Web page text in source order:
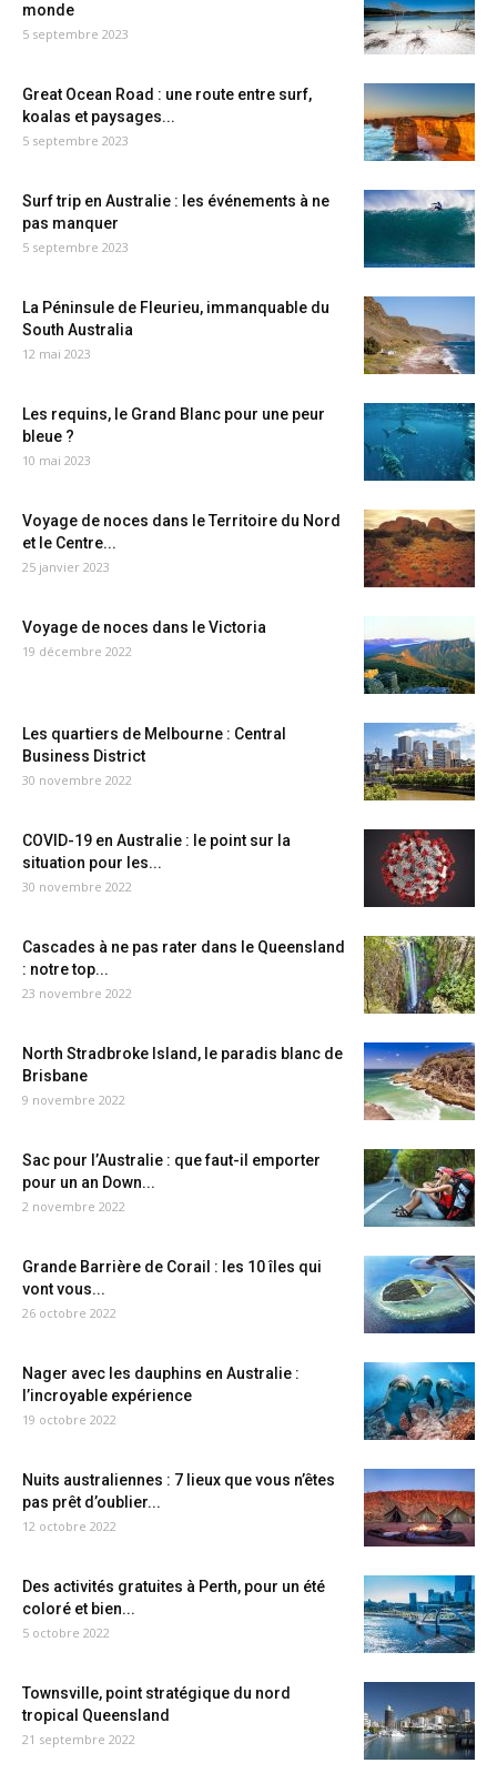
monde
5 septembre 2023
Great Ocean Road : une route entre surf,
koalas et paysages...
5 septembre 2023
Surf trip en Australie : les événements à ne
pas manquer
5 septembre 2023
La Péninsule de Fleurieu, immanquable du
South Australia
12 mai 2023
Les requins, le Grand Blanc pour une peur
bleue ?
10 mai 2023
Voyage de noces dans le Territoire du Nord
et le Centre...
25 janvier 2023
Voyage de noces dans le Victoria
19 décembre 2022
Les quartiers de Melbourne : Central
Business District
30 novembre 2022
COVID-19 en Australie : le point sur la
situation pour les...
30 novembre 2022
Cascades à ne pas rater dans le Queensland
: notre top...
23 novembre 2022
North Stradbroke Island, le paradis blanc de
Brisbane
9 novembre 2022
Sac pour l’Australie : que faut-il emporter
pour un an Down...
2 novembre 2022
Grande Barrière de Corail : les 10 îles qui
vont vous...
26 octobre 2022
Nager avec les dauphins en Australie :
l’incroyable expérience
19 octobre 2022
Nuits australiennes : 7 lieux que vous n’êtes
pas prêt d’oublier...
12 octobre 2022
Des activités gratuites à Perth, pour un été
coloré et bien...
5 octobre 2022
Townsville, point stratégique du nord
tropical Queensland
21 septembre 2022